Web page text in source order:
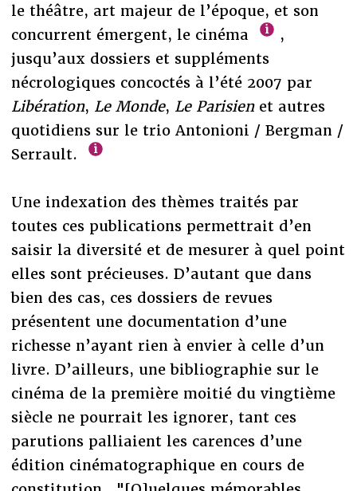
le théâtre, art majeur de l’époque, et son
concurrent émergent, le cinéma
,
jusqu’aux dossiers et suppléments
nécrologiques concoctés à l’été 2007 par
Libération, Le Monde, Le Parisienet autres
quotidiens sur le trio Antonioni / Bergman /
Serrault.
Une indexation des thèmes traités par
toutes ces publications permettrait d’en
saisir la diversité et de mesurer à quel point
elles sont précieuses. D’autant que dans
bien des cas, ces dossiers de revues
présentent une documentation d’une
richesse n’ayant rien à envier à celle d’un
livre. D’ailleurs, une bibliographie sur le
cinéma de la première moitié du vingtième
siècle ne pourrait les ignorer, tant ces
parutions palliaient les carences d’une
édition cinématographique en cours de